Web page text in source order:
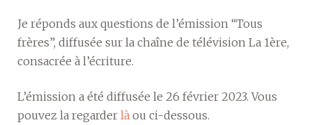
Je réponds aux questions de l’émission “Tous
frères”, diffusée sur la chaîne de télévision La 1ère,
consacrée à l’écriture.
L’émission a été diffusée le 26 février 2023. Vous
pouvez la regarder là ou ci-dessous.